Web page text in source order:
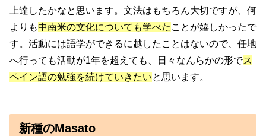
上達したかなと思います。文法はもちろん大切ですが、何
よりも中南米の文化についても学べた ことが嬉しかったで
す。活動には語学ができるに越したことはないので、任地
へ行っても活動が1年を超えても、日々なんらかの形でス
ペイン語の勉強を続けていきたいと思います。
新種のMasato